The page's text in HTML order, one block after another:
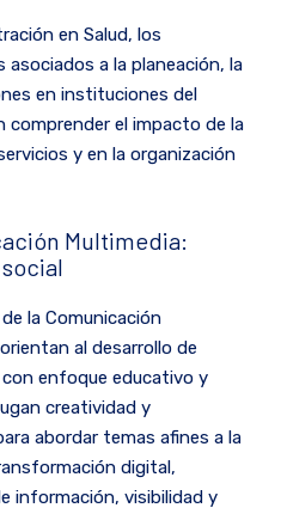
en Salud, los
a la planeación, la
en instituciones del
comprender el impacto de la
y en la organización
Multimedia:
la Comunicación
al desarrollo de
enfoque educativo y
creatividad y
abordar temas afines a la
digital,
información, visibilidad y